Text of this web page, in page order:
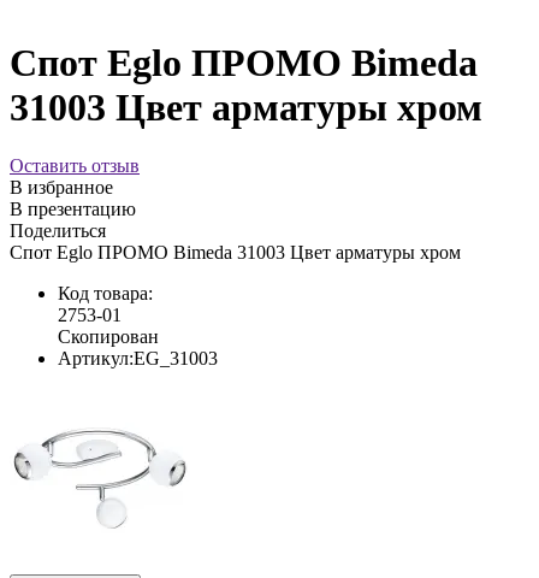
Спот Eglo ПРОМО Bimeda
31003 Цвет арматуры хром
Оставить отзыв
В избранное
В презентацию
Поделиться
Спот Eglo ПРОМО Bimeda 31003 Цвет арматуры хром
Код товара:
2753-01
Скопирован
Артикул:EG_31003